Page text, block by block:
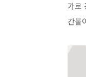
가로
간불